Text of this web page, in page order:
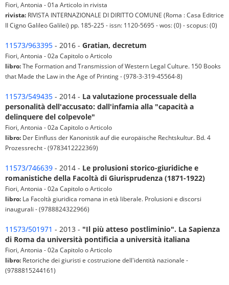
Fiori, Antonia - 01a Articolo in rivista
rivista: RIVISTA INTERNAZIONALE DI DIRITTO COMUNE (Roma : Casa Editrice
II Cigno Galileo Galilei) pp. 185-225 - issn: 1120-5695 - wos: (0) - scopus: (0)
11573/963395 - 2016 - Gratian, decretum
Fiori, Antonia - 02a Capitolo o Articolo
libro:The Formation and Transmission of Western Legal Culture. 150 Books
that Made the Law in the Age of Printing - (978-3-319-45564-8)
11573/549435 - 2014 - La valutazione processuale della
personalità dell'accusato: dall'infamia alla "capacità a
delinquere del colpevole"
Fiori, Antonia - 02a Capitolo o Articolo
libro: Der Einfluss der Kanonistik auf die europäische Rechtskultur. Bd. 4
Prozessrecht - (9783412222369)
11573/746639 - 2014 - Le prolusioni storico-giuridiche e
romanistiche della Facoltà di Giurisprudenza (1871-1922)
Fiori, Antonia - 02a Capitolo o Articolo
libro: La Facoltà giuridica romana in età liberale. Prolusioni e discorsi
inaugurali - (9788824322966)
11573/501971 - 2013 - "Il più atteso postliminio". La Sapienza
di Roma da università pontificia a università italiana
Fiori, Antonia - 02a Capitolo o Articolo
libro: Retoriche dei giuristi e costruzione dell'identità nazionale -
(9788815244161)